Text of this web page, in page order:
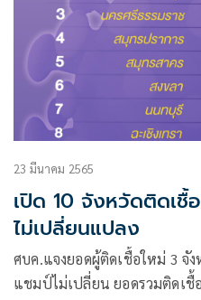
23 มีนาคม 2565
เปิด 10 จังหวัดติดเ
ไม่เปลี่ยนแปลง
ศบค.แจงยอดผู้ติดเชื้อใหม่ 3 จั
แชมป์ไม่เปลี่ยน ยอดรวมติดเชื้